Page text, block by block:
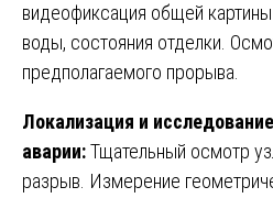
видеофиксация общей
воды, состояния отделки.
предполагаемого прорыва.
Локализация и
аварии:Тщательный осмотр
разрыв. Измерение